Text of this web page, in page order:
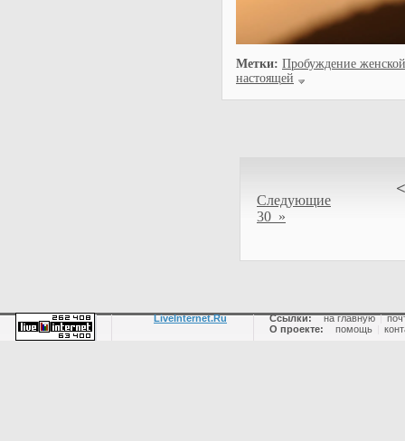
Метки: Пробуждение
настоящей
Следующие
30 »
<
LiveInternet.Ru Ссылки: на главную |
О проекте:
помощь